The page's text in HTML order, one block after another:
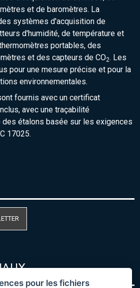
et de baromètres. La
systèmes d'acquisition de
d'humidité, de température et
portables, des
et des capteurs de CO2. Les
pour une mesure précise et pour la
environnementales.
fournis avec un certificat
avec une traçabilité
étalons basée sur les exigences
17025.
pour les fichiers